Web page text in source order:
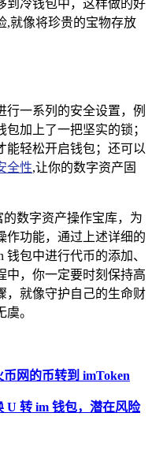
到冷钱包中，这样做的好
,就像将珍贵的宝物存放
行一系列的安全设置，例
加上了一把坚实的锁；
能轻松开启钱包；还可以
全性,让你的数字资产固
的数字资产操作宝库，为
作功能，通过上述详细的
钱包中进行代币的添加、
中，你一定要时刻保持高
，就像守护自己的生命财
。
网的币转到 imToken
U 转 im 钱包，潜在风险